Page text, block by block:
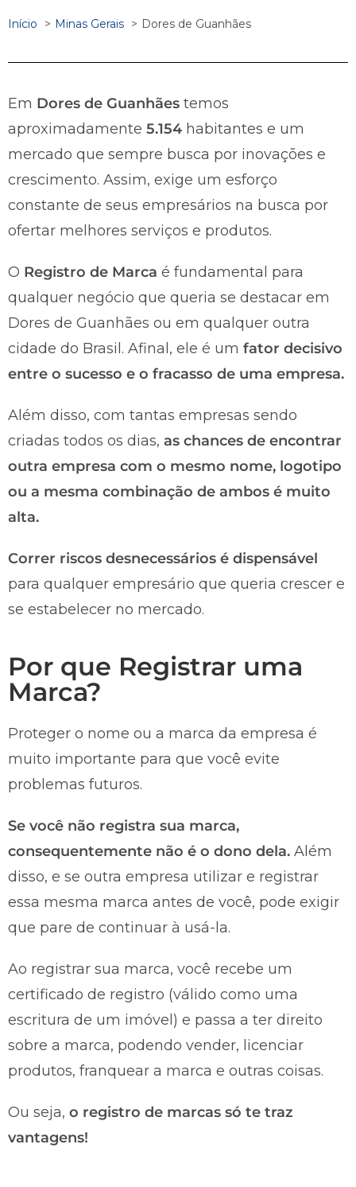
Início Minas Gerais Dores de Guanhães
Em Dores de Guanhães temos
aproximadamente 5.154 habitantes e um
mercado que sempre busca por inovações e
crescimento. Assim, exige um esforço
constante de seus empresários na busca por
ofertar melhores serviços e produtos.
O Registro de Marca é fundamental para
qualquer negócio que queria se destacar em
Dores de Guanhães ou em qualquer outra
cidade do Brasil. Afinal, ele é um fator decisivo
entre o sucesso e o fracasso de uma empresa.
Além disso, com tantas empresas sendo
criadas todos os dias, as chances de encontrar
outra empresa com o mesmo nome, logotipo
ou a mesma combinação de ambos é muito
alta.
Correr riscos desnecessários é dispensável
para qualquer empresário que queria crescer e
se estabelecer no mercado.
Por que Registrar uma
Marca?
Proteger o nome ou a marca da empresa é
muito importante para que você evite
problemas futuros.
Se você não registra sua marca,
consequentemente não é o dono dela. Além
disso, e se outra empresa utilizar e registrar
essa mesma marca antes de você, pode exigir
que pare de continuar à usá-la.
Ao registrar sua marca, você recebe um
certificado de registro (válido como uma
escritura de um imóvel) e passa a ter direito
sobre a marca, podendo vender, licenciar
produtos, franquear a marca e outras coisas.
Ou seja, o registro de marcas só te traz
vantagens!